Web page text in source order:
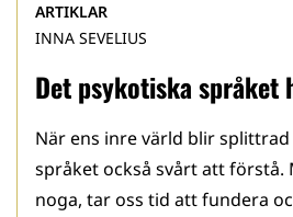
Det psykotiska språket
ARTIKLAR
INNA SEVELIUS
När ens inre värld blir
språket också svårt att förstå.
noga, tar oss tid att fundera